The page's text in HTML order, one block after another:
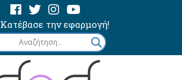
Κατέβασε την εφαρμογή!